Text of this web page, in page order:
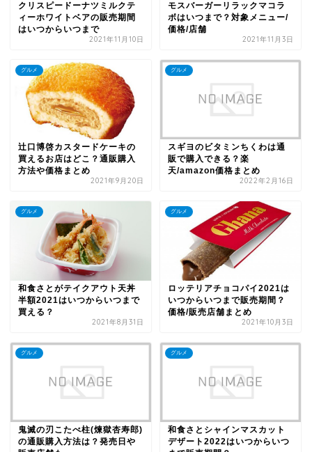
クリスピードーナツミルクテ
ィーホワイトベアの販売期間
はいつからいつまで
2021年11月10日
モスバーガーリラックマコラ
ボはいつまで？対象メニュー/
価格/店舗
2021年11月3日
グルメ
辻口博啓カスタードケーキの
買えるお店はどこ？通販購入
方法や価格まとめ
2021年9月20日
グルメ
スギヨのビタミンちくわは通
販で購入できる？楽
天/amazon価格まとめ
2022年2月16日
グルメ
和食さとがテイクアウト天丼
半額2021はいつからいつまで
買える？
2021年8月31日
グルメ
ロッテリアチョコパイ2021は
いつからいつまで販売期間？
価格/販売店舗まとめ
2021年10月3日
グルメ
鬼滅の刃こたべ柱(煉獄杏寿郎)
の通販購入方法は？発売日や
グルメ
和食さとシャインマスカット
デザート2022はいつからいつ